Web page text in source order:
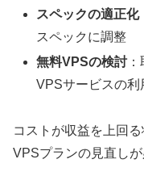
スペックの適正化
スペックに調整
無料VPSの検討：
VPSサービスの利
コストが収益を上回
VPSプランの見直しが